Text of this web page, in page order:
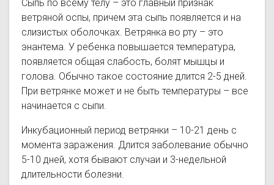
Сыпь по всему телу – это главный признак
ветряной оспы, причем эта сыпь появляется и на
слизистых оболочках. Ветрянка во рту – это
энантема. У ребенка повышается температура,
появляется общая слабость, болят мышцы и
голова. Обычно такое состояние длится 2-5 дней.
При ветрянке может и не быть температуры – все
начинается с сыпи.
Инкубационный период ветрянки – 10-21 день с
момента заражения. Длится заболевание обычно
5-10 дней, хотя бывают случаи и 3-недельной
длительности болезни.